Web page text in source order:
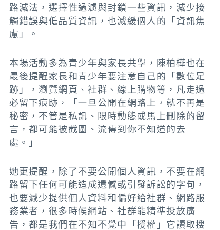
路減法，選擇性過濾與封鎖一些資訊，減少接
觸錯誤與低品質資訊，也減緩個人的「資訊焦
慮」。
本場活動多為青少年與家長共學，陳柏樺也在
最後提醒家長和青少年要注意自己的「數位足
跡」，瀏覽網頁、社群、線上購物等，凡走過
必留下痕跡，「一旦公開在網路上，就不再是
秘密，不管是私訊、限時動態或馬上刪除的留
言，都可能被截圖、流傳到你不知道的去
處。」
她更提醒，除了不要公開個人資訊，不要在網
路留下任何可能造成遺憾或引發訴訟的字句，
也要減少提供個人資料和偏好給社群、網路服
務業者，很多時候網站、社群能精準投放廣
告，都是我們在不知不覺中「授權」它讀取搜